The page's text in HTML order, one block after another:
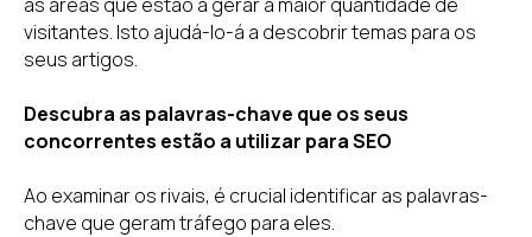
visitantes. Isto ajudá-lo-á a descobrir temas para os
seus artigos.
Descubra as palavras-chave que os seus
concorrentes estão a utilizar para SEO
Ao examinar os rivais, é crucial identificar as palavras-
chave que geram tráfego para eles.